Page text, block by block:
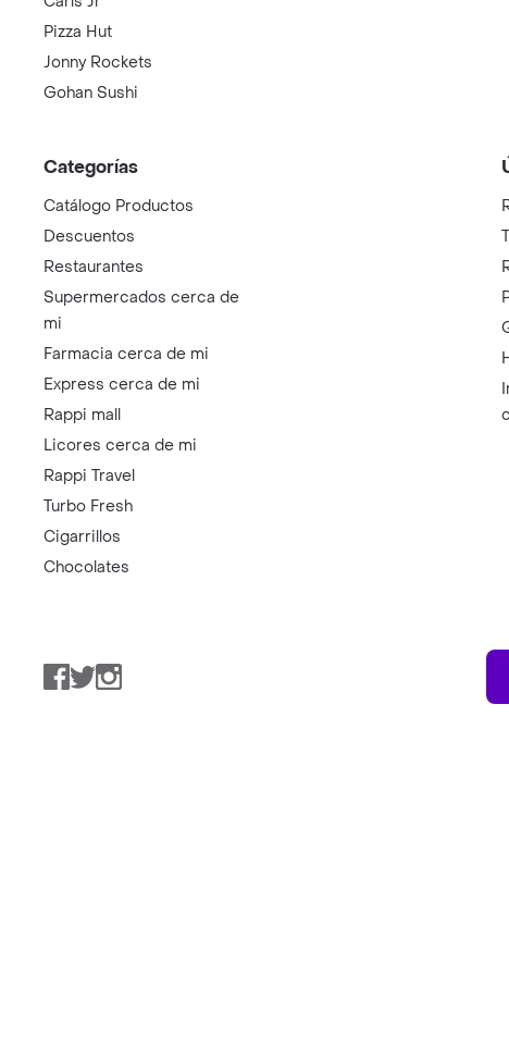
Pizza Hut
Jonny Rockets
Gohan Sushi
Categorías
Catálogo Productos
Descuentos
Restaurantes
Supermercados cerca de
mi
Farmacia cerca de mi
Express cerca de mi
Rappi mall
Licores cerca de mi
Rappi Travel
Turbo Fresh
Cigarrillos
Chocolates
Facebook
TwitterInstagram